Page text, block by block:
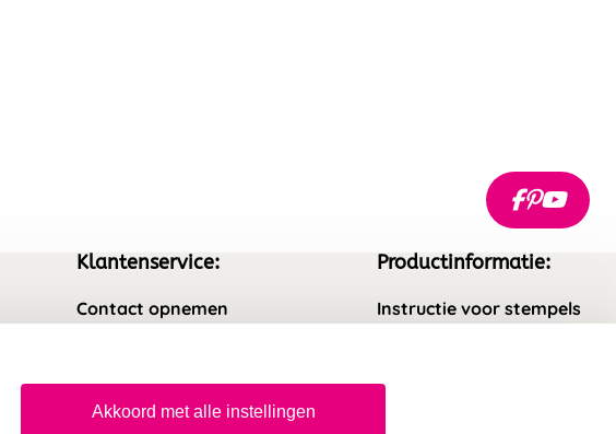
Klantenservice:
Contact opnemen
Retourneren
Productinformatie:
Instructie voor stempels
Safety Sheets
Akkoord met alle instellingen